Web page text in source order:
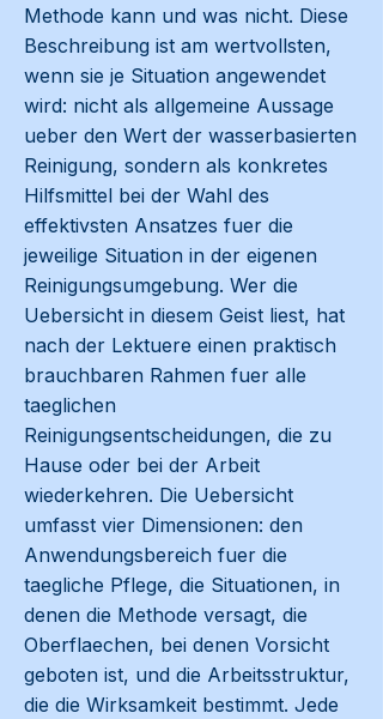
Methode kann und was nicht. Diese
Beschreibung ist am wertvollsten,
wenn sie je Situation angewendet
wird: nicht als allgemeine Aussage
ueber den Wert der wasserbasierten
Reinigung, sondern als konkretes
Hilfsmittel bei der Wahl des
effektivsten Ansatzes fuer die
jeweilige Situation in der eigenen
Reinigungsumgebung. Wer die
Uebersicht in diesem Geist liest, hat
nach der Lektuere einen praktisch
brauchbaren Rahmen fuer alle
taeglichen
Reinigungsentscheidungen, die zu
Hause oder bei der Arbeit
wiederkehren. Die Uebersicht
umfasst vier Dimensionen: den
Anwendungsbereich fuer die
taegliche Pflege, die Situationen, in
denen die Methode versagt, die
Oberflaechen, bei denen Vorsicht
geboten ist, und die Arbeitsstruktur,
die die Wirksamkeit bestimmt. Jede